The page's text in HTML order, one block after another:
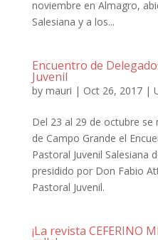
noviembre en Almagro,
Salesiana y a los...
Encuentro de
Juvenil
by mauri | Oct 26, 2017|
Del 23 al 29 de octubre se
de Campo Grande el
Pastoral Juvenil Salesiana
presidido por Don Fabio
Pastoral Juvenil.
¡La revista CEFERINO